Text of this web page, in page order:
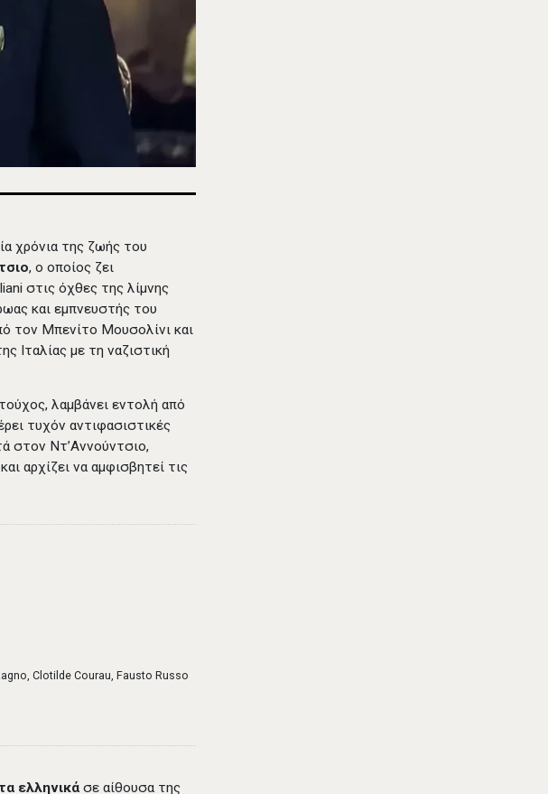
χρόνια της ζωής του
, ο οποίος ζει
στις όχθες της λίμνης
και εμπνευστής του
τον Μπενίτο Μουσολίνι και
Ιταλίας με τη ναζιστική
λαμβάνει εντολή από
τυχόν αντιφασιστικές
στον Ντ’Αννούντσιο,
αρχίζει να αμφισβητεί τις
Clotilde Courau, Fausto Russo
ελληνικά σε αίθουσα της